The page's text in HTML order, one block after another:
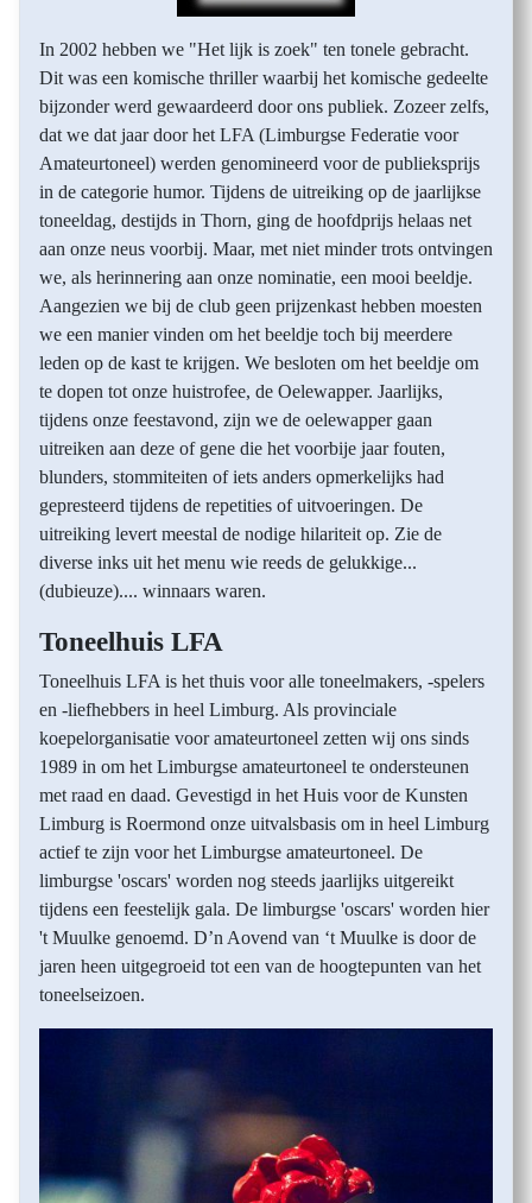
In 2002 hebben we "Het lijk is zoek" ten tonele gebracht.
Dit was een komische thriller waarbij het komische gedeelte
bijzonder werd gewaardeerd door ons publiek. Zozeer zelfs,
dat we dat jaar door het LFA (Limburgse Federatie voor
Amateurtoneel) werden genomineerd voor de publieksprijs
in de categorie humor. Tijdens de uitreiking op de jaarlijkse
toneeldag, destijds in Thorn, ging de hoofdprijs helaas net
aan onze neus voorbij. Maar, met niet minder trots ontvingen
we, als herinnering aan onze nominatie, een mooi beeldje.
Aangezien we bij de club geen prijzenkast hebben moesten
we een manier vinden om het beeldje toch bij meerdere
leden op de kast te krijgen. We besloten om het beeldje om
te dopen tot onze huistrofee, de Oelewapper. Jaarlijks,
tijdens onze feestavond, zijn we de oelewapper gaan
uitreiken aan deze of gene die het voorbije jaar fouten,
blunders, stommiteiten of iets anders opmerkelijks had
gepresteerd tijdens de repetities of uitvoeringen. De
uitreiking levert meestal de nodige hilariteit op. Zie de
diverse inks uit het menu wie reeds de gelukkige...
(dubieuze).... winnaars waren.
Toneelhuis LFA
Toneelhuis LFA is het thuis voor alle toneelmakers, -spelers
en -liefhebbers in heel Limburg. Als provinciale
koepelorganisatie voor amateurtoneel zetten wij ons sinds
1989 in om het Limburgse amateurtoneel te ondersteunen
met raad en daad. Gevestigd in het Huis voor de Kunsten
Limburg is Roermond onze uitvalsbasis om in heel Limburg
actief te zijn voor het Limburgse amateurtoneel. De
limburgse 'oscars' worden nog steeds jaarlijks uitgereikt
tijdens een feestelijk gala. De limburgse 'oscars' worden hier
't Muulke genoemd. D’n Aovend van ‘t Muulke is door de
jaren heen uitgegroeid tot een van de hoogtepunten van het
toneelseizoen.